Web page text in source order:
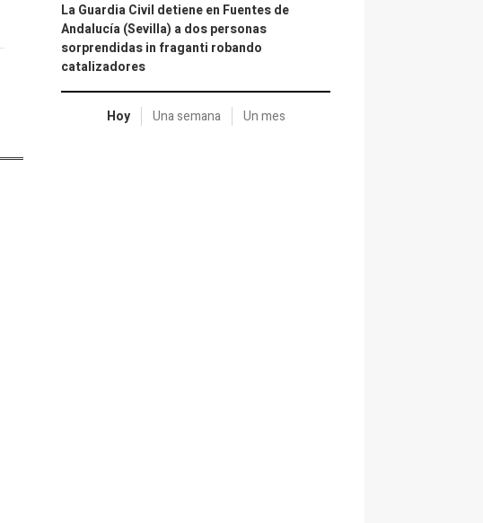
La Guardia Civil detiene en Fuentes de
Andalucía (Sevilla) a dos personas
sorprendidas in fraganti robando
catalizadores
Hoy Una semana Un mes